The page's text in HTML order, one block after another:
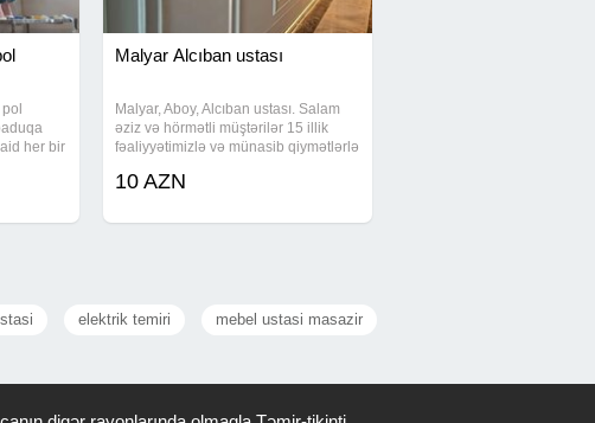
her bir
isleyir
Malyar Alcıban ustası
Malyar, Aboy, Alcıban ustası. Salam
əziz və hörmətli müştərilər 15 illik
fəaliyyətimizlə və münasib qiymətlərlə
istənilən növ təmir və tikinti işlərinin
10 AZN
elektrik temiri mebel ustasi masazir